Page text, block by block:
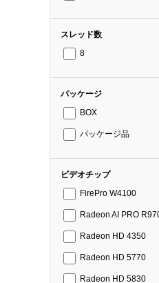
スレッド数
8
パッケージ
BOX
パッケージ品
ビデオチップ
FirePro W4100
Radeon AI PRO
Radeon HD 4350
Radeon HD 5770
Radeon HD 5830